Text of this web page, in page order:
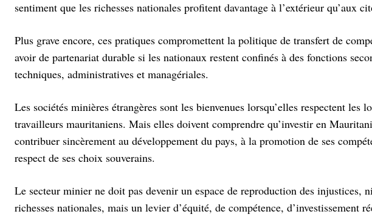
sentiment que les richesses nationales profitent davantage à l’extérieur qu’aux
Plus grave encore, ces pratiques compromettent la politique de transfert de
avoir de partenariat durable si les nationaux restent confinés à des fonctions
techniques, administratives et managériales.
Les sociétés minières étrangères sont les bienvenues lorsqu’elles respectent les
travailleurs mauritaniens. Mais elles doivent comprendre qu’investir en
contribuer sincèrement au développement du pays, à la promotion de ses
respect de ses choix souverains.
Le secteur minier ne doit pas devenir un espace de reproduction des
richesses nationales, mais un levier d’équité, de compétence, d’investissement